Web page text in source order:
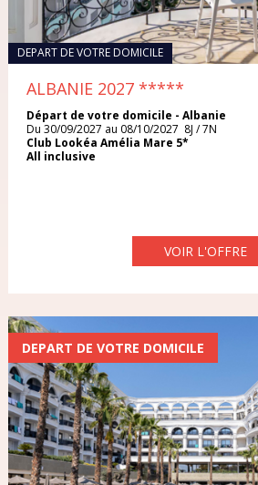
DEPART DE VOTRE DOMICILE
ALBANIE 2027 *****
Départ de votre domicile - Albanie
Du 30/09/2027 au 08/10/2027 8J / 7N
Club Lookéa Amélia Mare 5*
All inclusive
VOIR L'OFFRE
DEPART DE VOTRE DOMICILE
De 13 à 15 jours
Plus de 15 jours
BUDGET / PERSONNE